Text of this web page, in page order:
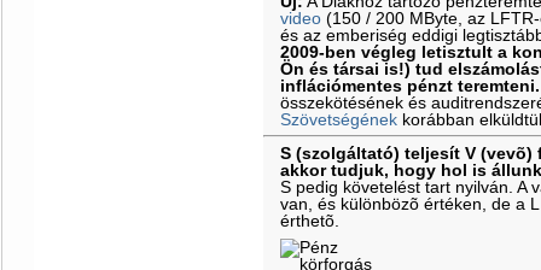
video (150 / 200 MByte, az
és az emberiség eddigi
2009-ben végleg letisztult a
Ön és társai is!) tud
inflációmentes pénzt teremteni.
összekötésének és
Szövetségének korábban
S (szolgáltató) teljesít V (vevõ)
akkor tudjuk, hogy hol is állunk
S pedig követelést tart nyilván. A
van, és különbözõ értéken, de a
érthetõ.